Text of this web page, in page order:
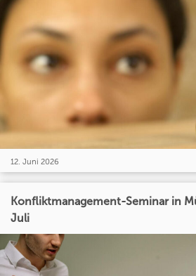
12. Juni 2026
Konfliktmanagement-Seminar in
Juli